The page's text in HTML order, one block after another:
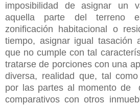
imposibilidad de asignar un
aquella parte del terreno
zonificación habitacional o
tiempo, asignar igual tasación
que no cumple con tal
tratarse de porciones con una
diversa, realidad que, tal
por las partes al momento de
comparativos con otros